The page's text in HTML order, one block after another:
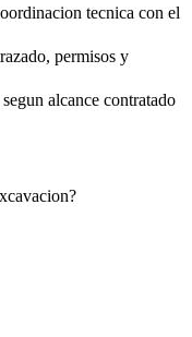
tecnica con el
permisos y
alcance contratado